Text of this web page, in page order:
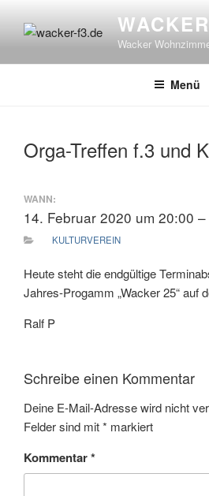
Inhalt
Wacker
Menü
Orga-Treffen f.3 und
WANN:
14. Februar 2020 um 20:00
KULTURVEREIN
Heute steht die endgültige
Jahres-Progamm „Wacker 25“ auf
Ralf P
Schreibe einen Kommentar
Deine E-Mail-Adresse wird nicht
Felder sind mit* markiert
Kommentar*